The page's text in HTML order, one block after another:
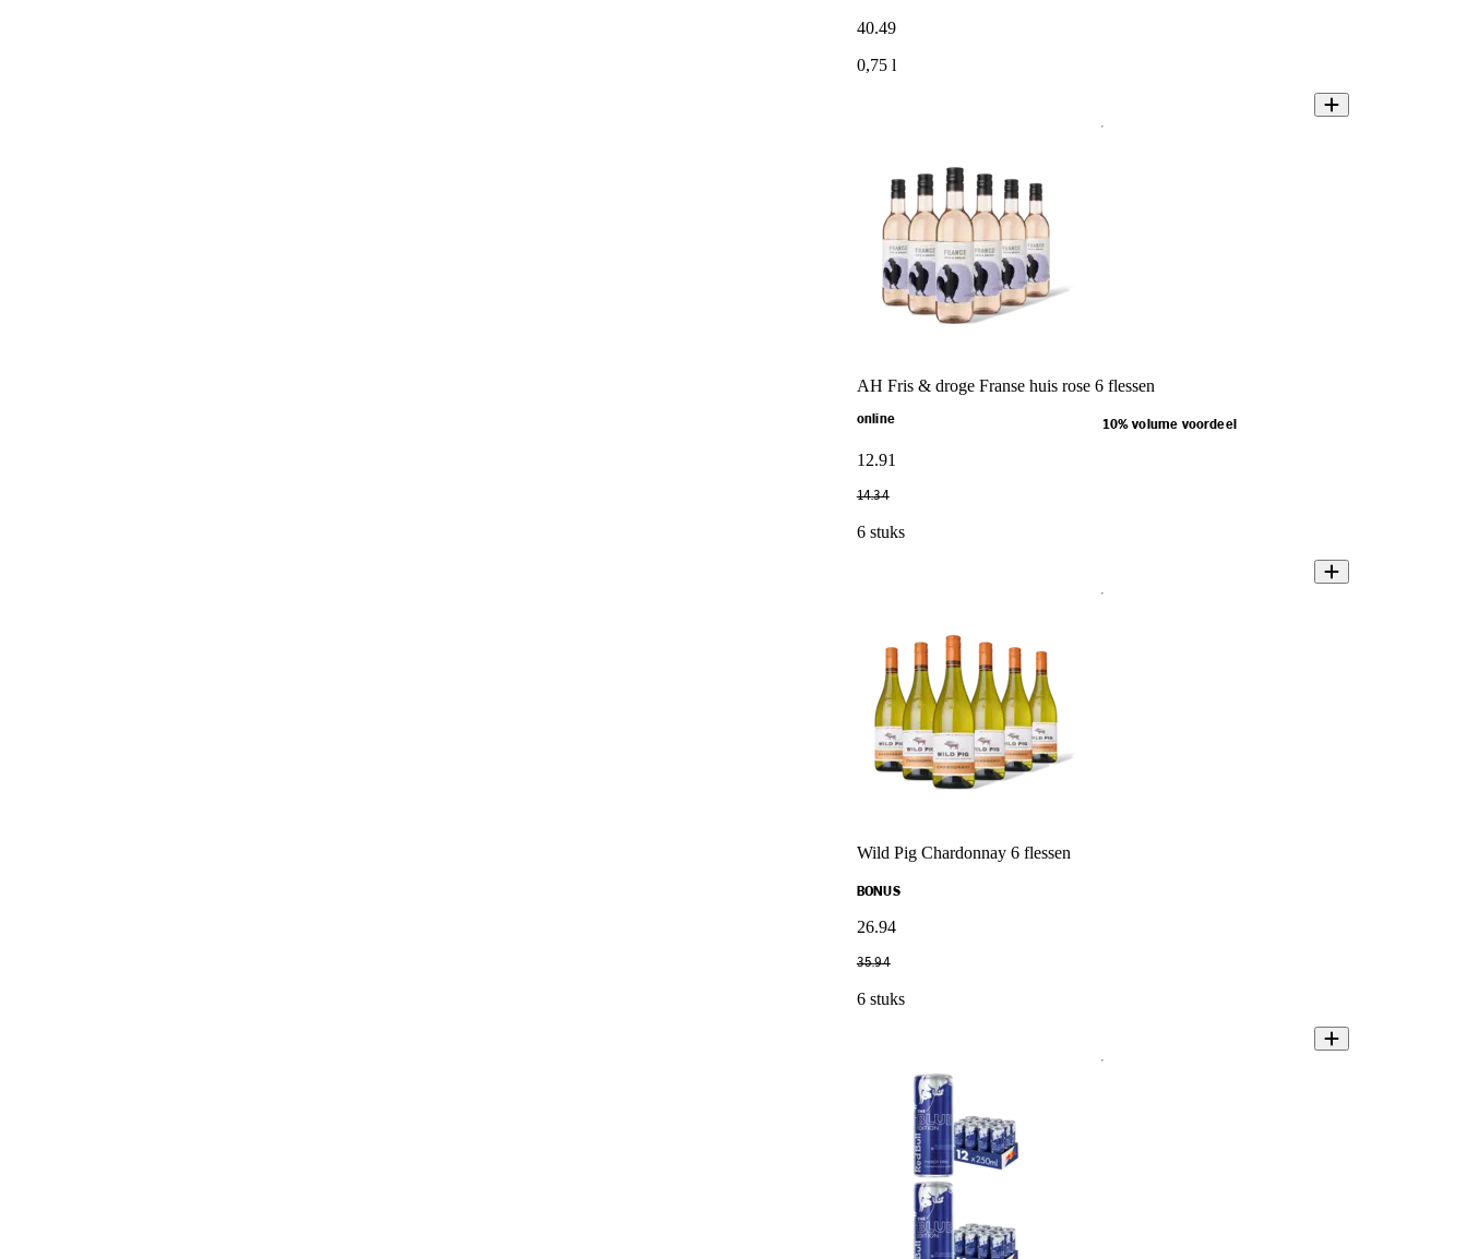
40.49
0,75 l
AH Fris & droge Franse huis rose 6 flessen
online 10% volume voordeel
12.91
14.34
6 stuks
Wild Pig Chardonnay 6 flessen
BONUS
26.94
35.94
6 stuks